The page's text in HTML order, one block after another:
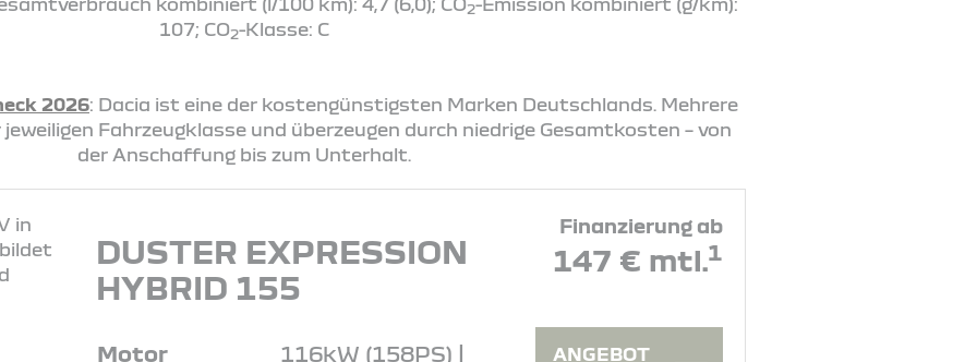
2
107; CO2-Klasse: C
2026: Dacia ist eine der kostengünstigsten Marken Deutschlands. Mehrere
jeweiligen Fahrzeugklasse und überzeugen durch niedrige Gesamtkosten – von
der Anschaffung bis zum Unterhalt.
DUSTER EXPRESSION
HYBRID 155
Finanzierung ab
147 € mtl.1
Motor 116kW (158PS) |
ANGEBOT